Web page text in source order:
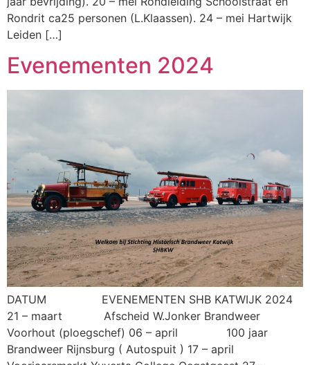
Rondrit ca25 personen (L.Klaassen). 24 – mei Hartwijk
Leiden […]
Evenementen 2024
DATUM EVENEMENTEN SHB KATWIJK 2024
21 – maart Afscheid W.Jonker Brandweer
Voorhout (ploegschef) 06 – april 100 jaar
Brandweer Rijnsburg ( Autospuit ) 17 – april